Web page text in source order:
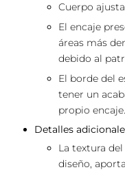
Cuerpo
El encaje
áreas más
debido al
El borde del
tener un
propio encaje.
Detalles
La textura
diseño,